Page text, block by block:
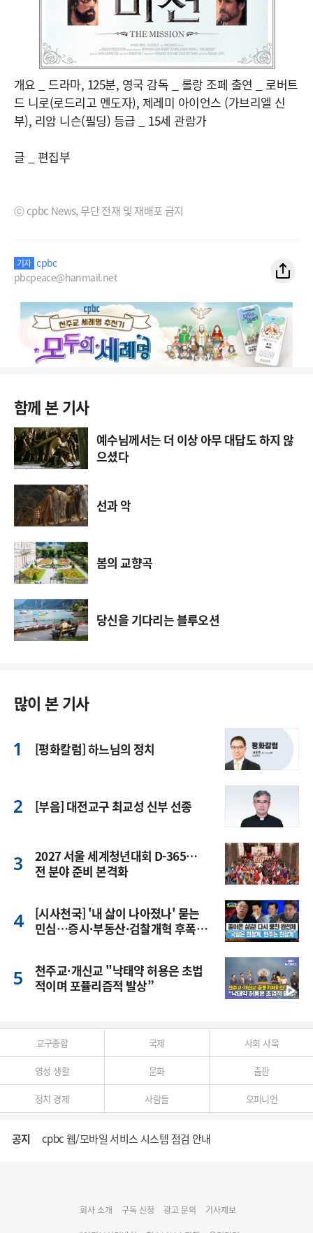
개요 _ 드라마, 125분, 영국 감독 _ 롤랑 조페 출연 _ 로버트
드 니로(로드리고 멘도자), 제레미 아이언스 (가브리엘 신
부), 리암 니슨(필딩) 등급 _ 15세 관람가
글 _ 편집부
ⓒ cpbc News, 무단 전재 및 재배포 금지
기자 cpbc
pbcpeace@hanmail.net
함께 본 기사
예수님께서는 더 이상 아무 대답도 하지 않
으셨다
선과 악
봄의 교향곡
당신을 기다리는 블루오션
많이 본 기사
[평화칼럼] 하느님의 정치
[부음] 대전교구 최교성 신부 선종
2027 서울 세계청년대회 D-365…
전 분야 준비 본격화
[시사천국] '내 삶이 나아졌나' 묻는
민심…증시·부동산·검찰개혁 후폭
천주교·개신교 "낙태약 허용은 초법
적이며 포퓰리즘적 발상”
교구종합 국제 사회 사목
영성 생활 문화 출판
정치 경제 사람들 오피니언
공지 cpbc 웹/모바일 서비스 시스템 점검 안내
명동 미디어큐브 & 1898 미디어월 공모전 수상작 발표
회사 소개 구독 신청 광고 문의 기사제보